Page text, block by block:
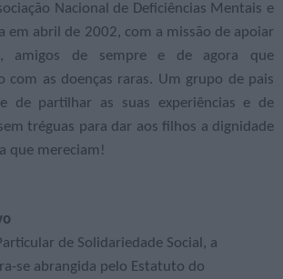
Nacional de Deficiências Mentais e
em abril de 2002, com a missão de apoiar
amigos de sempre e de agora que
com as doenças raras. Um grupo de pais
de partilhar as suas experiências e de
tréguas para dar aos filhos a dignidade
que mereciam!
de Solidariedade Social, a
se abrangida pelo Estatuto do